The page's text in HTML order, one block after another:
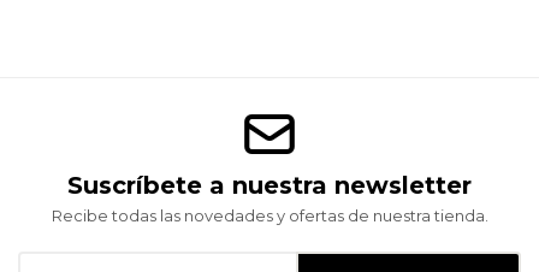
Suscríbete a nuestra newsletter
Recibe todas las novedades y ofertas de nuestra tienda.